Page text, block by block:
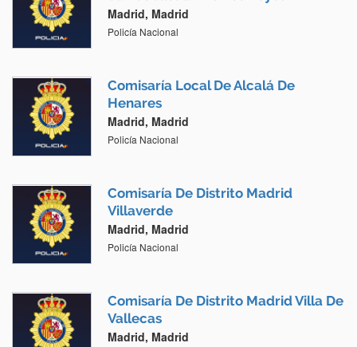
Madrid, Madrid
Policía Nacional
Comisaría Local De Alcalá De
Henares
Madrid, Madrid
Policía Nacional
Comisaría De Distrito Madrid
Villaverde
Madrid, Madrid
Policía Nacional
Comisaría De Distrito Madrid Villa De
Vallecas
Madrid, Madrid